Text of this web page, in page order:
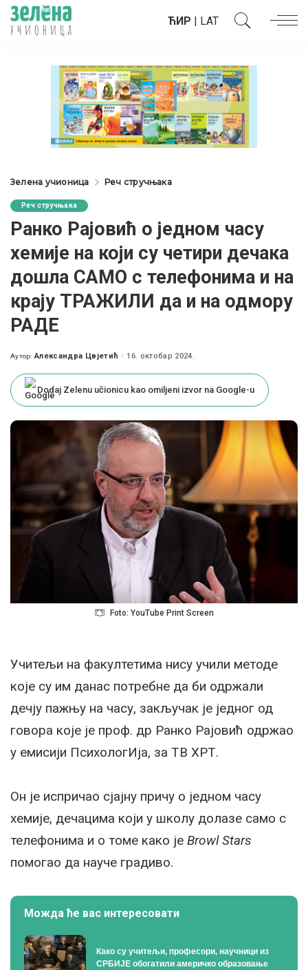
ЋИР | LAT
Зелена учионица Реч стручњака
Реч стручњака
Ранко Рајовић о једном часу
хемије на који су четири дечака
дошла САМО с телефонима и на
крају ТРАЖИЛИ да и на одмору
РАДЕ
Posted
Аутор: Александра Цвјетић 16. октобар 2024.
Dodaj Zelenu učionicu kao omiljeni izvor na Google-u
Foto: YouTube Print Screen
Учитељи на факултетима нису учили методе
које су им данас потребне да би одржали
дечју пажњу на часу, закључак је једног од
говора које је проф. др Ранко Рајовић одржао
у емисији ПсихологИја, за ТВ ХРТ.
Он је испричао сјајну причу о једном часу
хемије, дечацима који у школу долазе само с
телефонима и о томе како је Browl Stars
помогао да науче градиво.
Можда ће вас интересовати
Како су учитељи, професори, научници из
СРБИЈЕ обогатили америчко образовање